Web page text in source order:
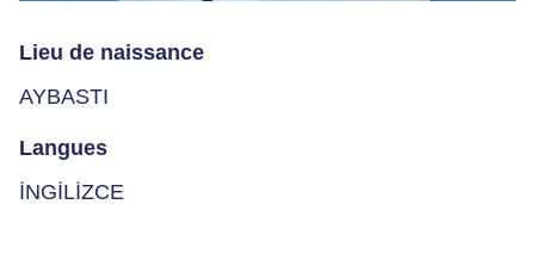
Lieu de naissance
AYBASTI
Langues
İNGİLİZCE